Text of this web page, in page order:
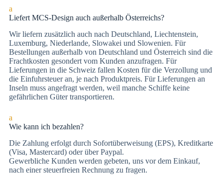
a
Liefert MCS-Design auch außerhalb Österreichs?
Wir liefern zusätzlich auch nach Deutschland, Liechtenstein,
Luxemburg, Niederlande, Slowakei und Slowenien. Für
Bestellungen außerhalb von Deutschland und Österreich sind die
Frachtkosten gesondert vom Kunden anzufragen. Für
Lieferungen in die Schweiz fallen Kosten für die Verzollung und
die Einfuhrsteuer an, je nach Produktpreis. Für Lieferungen an
Inseln muss angefragt werden, weil manche Schiffe keine
gefährlichen Güter transportieren.
a
Wie kann ich bezahlen?
Die Zah­lung er­folgt durch Sofortüberweisung (EPS), Kre­dit­kar­te
(Vi­sa, Mas­ter­card) oder über Paypal.
Gewerbliche Kunden werden gebeten, uns vor dem Einkauf,
nach einer steuerfreien Rechnung zu fragen.